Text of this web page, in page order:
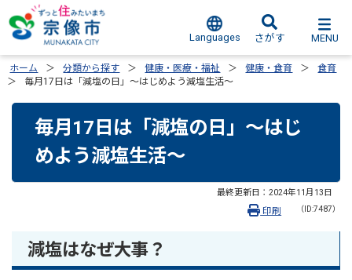
Languages さがす MENU
ホーム 分類から探す 健康・医療・福祉 健康・食育
食育
毎月17日は「減塩の日」～はじめよう減塩生活～
毎月17日は「減塩の日」～はじ
めよう減塩生活～
最終更新日： 2024年11月13日
（ID:7487）
印刷
減塩はなぜ大事？